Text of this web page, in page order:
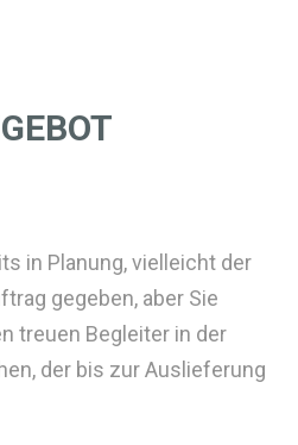
in Planung, vielleicht der
gegeben, aber Sie
treuen Begleiter in der
der bis zur Auslieferung